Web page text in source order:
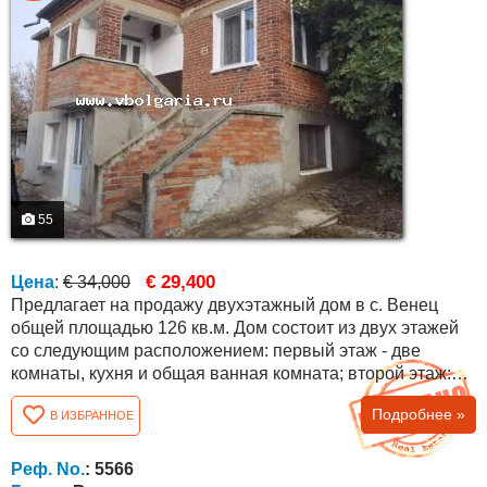
55
Цена: € 34,000 € 29,400
Предлагает на продажу двухэтажный дом в с. Венец
общей площадью 126 кв.м. Дом состоит из двух этажей
со следующим расположением: первый этаж - две
комнаты, кухня и общая ванная комната; второй этаж:
две комнаты, просторный коридор, ванная комната и
туалет. Дом после ремонта со сменными стеклопакетами
ПВХ, дверями ПВХ, новой крышей. Дополнительные
постройки (сарай 40 кв.м.), проведено электричество,
В ИЗБРАННОЕ Подробнее »
Реф. No.: 5566